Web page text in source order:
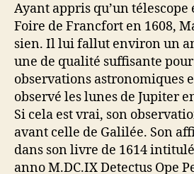
Ayant appris qu’un
Foire de Francfort en 1608,
sien. Il lui fallut environ un
une de qualité suffisante
observations astronomiques
observé les lunes de Jupiter
Si cela est vrai, son
avant celle de Galilée. Son
dans son livre de 1614
anno M.DC.IX Detectus Ope